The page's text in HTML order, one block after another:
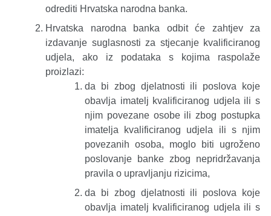
odrediti Hrvatska narodna banka.
Hrvatska narodna banka odbit će zahtjev za
izdavanje suglasnosti za stjecanje kvalificiranog
udjela, ako iz podataka s kojima raspolaže
proizlazi:
da bi zbog djelatnosti ili poslova koje
obavlja imatelj kvalificiranog udjela ili s
njim povezane osobe ili zbog postupka
imatelja kvalificiranog udjela ili s njim
povezanih osoba, moglo biti ugroženo
poslovanje banke zbog nepridržavanja
pravila o upravljanju rizicima,
da bi zbog djelatnosti ili poslova koje
obavlja imatelj kvalificiranog udjela ili s